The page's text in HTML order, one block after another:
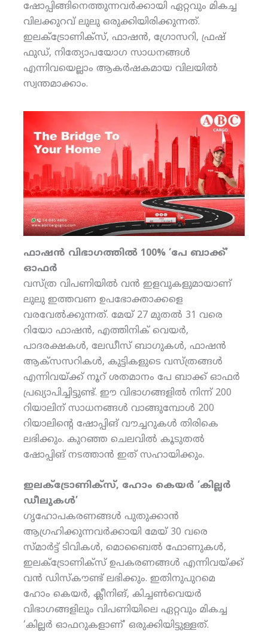
ഷോപ്പിങ്ങിനെത്തുന്നവര്‍ക്കായി ഏറ്റവും മികച്ച
വിലക്കുറവ് ലുലു ഒരുക്കിയിരിക്കുന്നത്.
ഇലക്ട്രോണിക്‌സ്, ഫാഷന്‍, ഗ്രോസറി, ഫ്രഷ്
ഫുഡ്, നിത്യോപയോഗ സാധനങ്ങള്‍
എന്നിവയെല്ലാം ആകര്‍ഷകമായ വിലയില്‍
സ്വന്തമാക്കാം.
ഫാഷന്‍ വിഭാഗത്തില്‍ 100% ‘പേ ബാക്ക്’
ഓഫര്‍
വസ്ത്ര വിപണിയില്‍ വന്‍ ഇളവുകളുമായാണ്
ലുലു ഇത്തവണ ഉപഭോക്താക്കളെ
വരവേല്‍ക്കുന്നത്. മേയ് 27 മുതല്‍ 31 വരെ
റിയോ ഫാഷന്‍, എത്തിനിക് വെയര്‍,
പാദരക്ഷകള്‍, ലേഡീസ് ബാഗുകള്‍, ഫാഷന്‍
ആക്‌സസറികള്‍, കുട്ടികളുടെ വസ്ത്രങ്ങള്‍
എന്നിവയ്ക്ക് നൂറ് ശതമാനം പേ ബാക്ക് ഓഫര്‍
പ്രഖ്യാപിച്ചിട്ടുണ്ട്. ഈ വിഭാഗങ്ങളില്‍ നിന്ന് 200
റിയാലിന് സാധനങ്ങള്‍ വാങ്ങുമ്പോള്‍ 200
റിയാലിന്റെ ഷോപ്പിങ് വൗച്ചറുകള്‍ തിരികെ
ലഭിക്കും. കുറഞ്ഞ ചെലവില്‍ കൂടുതല്‍
ഷോപ്പിങ് നടത്താന്‍ ഇത് സഹായിക്കും.
ഇലക്ട്രോണിക്‌സ്, ഹോം കെയര്‍ ‘കില്ലര്‍
ഡീലുകള്‍’
ഗൃഹോപകരണങ്ങള്‍ പുതുക്കാന്‍
ആഗ്രഹിക്കുന്നവര്‍ക്കായി മേയ് 30 വരെ
സ്മാര്‍ട്ട് ടിവികള്‍, മൊബൈല്‍ ഫോണുകള്‍,
ഇലക്ട്രോണിക്‌സ് ഉപകരണങ്ങള്‍ എന്നിവയ്ക്ക്
വന്‍ ഡിസ്‌കൗണ്ട് ലഭിക്കും. ഇതിനുപുറമെ
ഹോം കെയര്‍, ക്ലീനിങ്, കിച്ചണ്‍വെയര്‍
വിഭാഗങ്ങളിലും വിപണിയിലെ ഏറ്റവും മികച്ച
‘കില്ലര്‍ ഓഫറുകളാണ്’ ഒരുക്കിയിട്ടുള്ളത്.